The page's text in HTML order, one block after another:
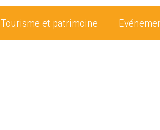
Tourisme et patrimoine